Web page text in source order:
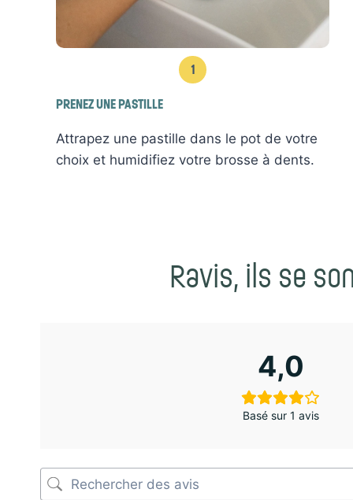
1
PRENEZ UNE PASTILLE
Attrapez une pastille dans le pot de votre
choix et humidifiez votre brosse à dents.
Ravis, ils se
4,0
Basé sur 1 avis